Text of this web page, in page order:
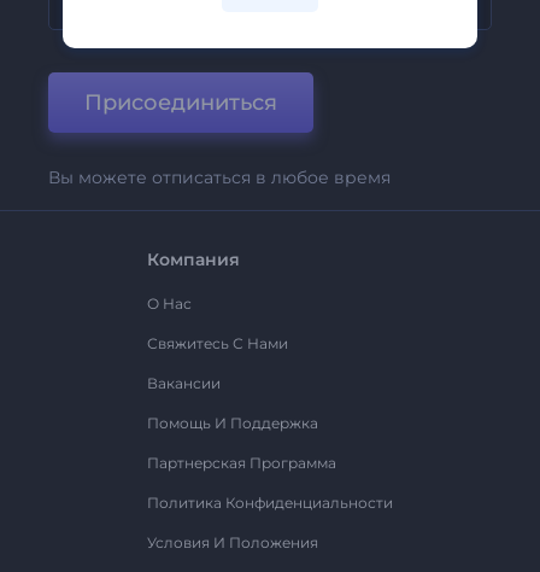
Присоединиться
Вы можете отписаться в любое время
Компания
О Нас
Свяжитесь С Нами
Вакансии
Помощь И Поддержка
Партнерская Программа
Политика Конфиденциальности
Условия И Положения